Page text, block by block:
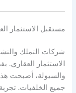
مستقبل الاستثمار
الاستثمار العقاري.
والسيولة، أصبحت
جميع الخلفيات.